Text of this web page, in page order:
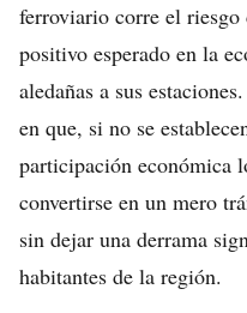
ferroviario corre el
positivo esperado en la
aledañas a sus
en que, si no se
participación económica
convertirse en un mero
sin dejar una derrama
habitantes de la región.